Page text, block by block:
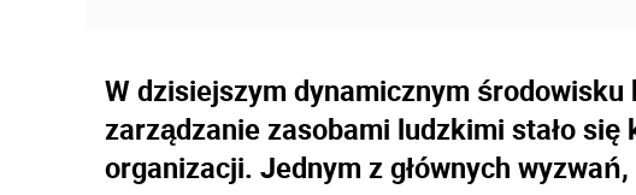
W dzisiejszym dynamicznym
zarządzanie zasobami ludzkimi stało
organizacji. Jednym z głównych